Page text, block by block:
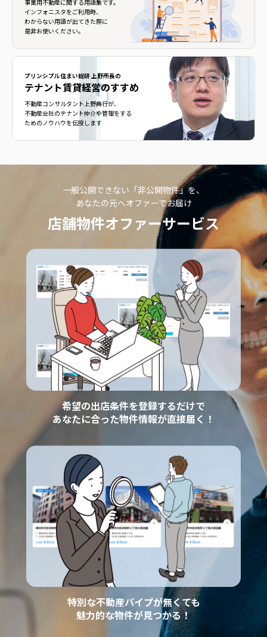
事業用不動産に関する用語集です。
インフォニスタをご利用時、
わからない用語が出てきた際に
是非お使いください。
プリンシプル住まい総研 上野所長の
テナント賃貸経営のすすめ
不動産コンサルタント上野典行が、
不動産会社のテナント仲介や管理をする
ためのノウハウを伝授します
一般公開できない「非公開物件」を、
あなたの元へオファーでお届け
店舗物件オファーサービス
希望の出店条件を登録するだけで
あなたに合った物件情報が直接届く！
特別な不動産パイプが無くても
魅力的な物件が見つかる！